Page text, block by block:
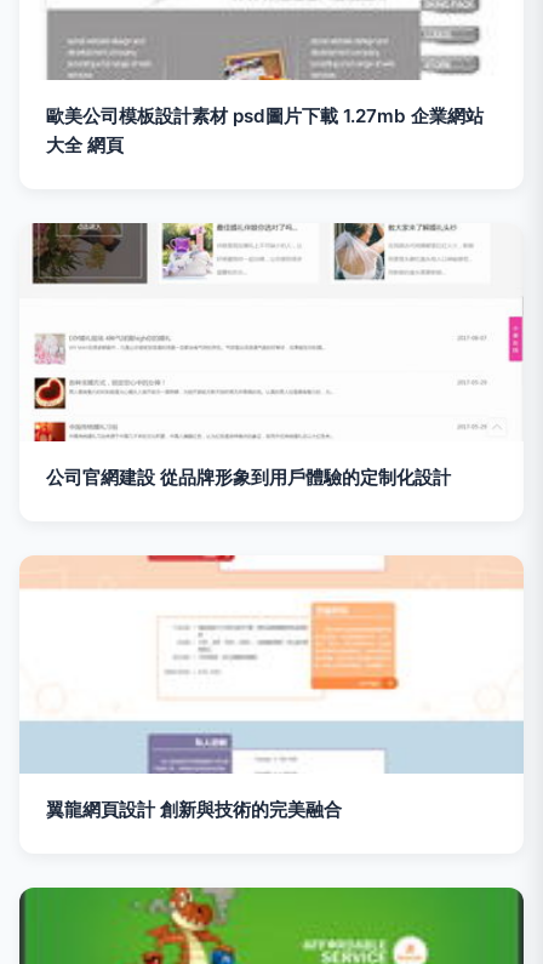
歐美公司模板設計素材 psd圖片下載 1.27mb 企業網站
大全 網頁
公司官網建設 從品牌形象到用戶體驗的定制化設計
翼龍網頁設計 創新與技術的完美融合